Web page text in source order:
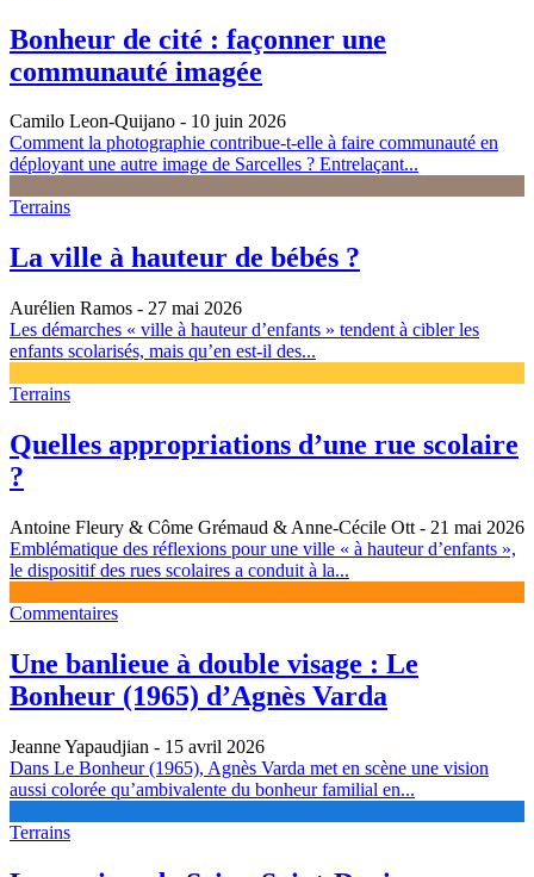
Bonheur de cité : façonner une
communauté imagée
Camilo Leon-Quijano - 10 juin 2026
Comment la photographie contribue-t-elle à faire communauté en
déployant une autre image de Sarcelles ? Entrelaçant...
Terrains
La ville à hauteur de bébés ?
Aurélien Ramos - 27 mai 2026
Les démarches « ville à hauteur d’enfants » tendent à cibler les
enfants scolarisés, mais qu’en est-il des...
Terrains
Quelles appropriations d’une rue scolaire
?
Antoine Fleury & Côme Grémaud & Anne-Cécile Ott - 21 mai 2026
Emblématique des réflexions pour une ville « à hauteur d’enfants »,
le dispositif des rues scolaires a conduit à la...
Commentaires
Une banlieue à double visage : Le
Bonheur (1965) d’Agnès Varda
Jeanne Yapaudjian - 15 avril 2026
Dans Le Bonheur (1965), Agnès Varda met en scène une vision
aussi colorée qu’ambivalente du bonheur familial en...
Terrains